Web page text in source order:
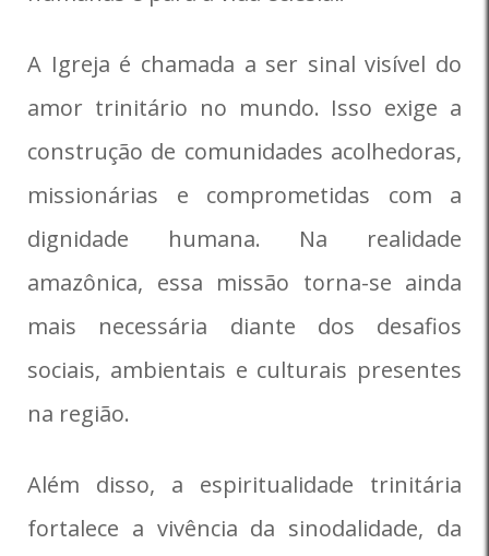
A Igreja é chamada a ser sinal visível do
amor trinitário no mundo. Isso exige a
construção de comunidades acolhedoras,
missionárias e comprometidas com a
dignidade humana. Na realidade
amazônica, essa missão torna-se ainda
mais necessária diante dos desafios
sociais, ambientais e culturais presentes
na região.
Além disso, a espiritualidade trinitária
fortalece a vivência da sinodalidade, da